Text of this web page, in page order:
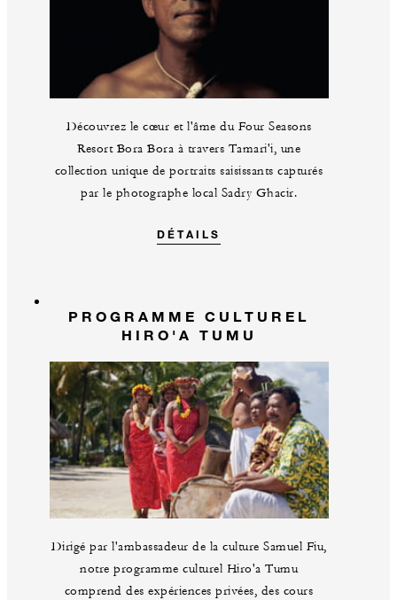
Découvrez le cœur et l'âme du Four Seasons
Resort Bora Bora à travers Tamari'i, une
collection unique de portraits saisissants capturés
par le photographe local Sadry Ghacir.
DÉTAILS
PROGRAMME CULTUREL
HIRO'A TUMU
Dirigé par l'ambassadeur de la culture Samuel Fiu,
notre programme culturel Hiro'a Tumu
comprend des expériences privées, des cours